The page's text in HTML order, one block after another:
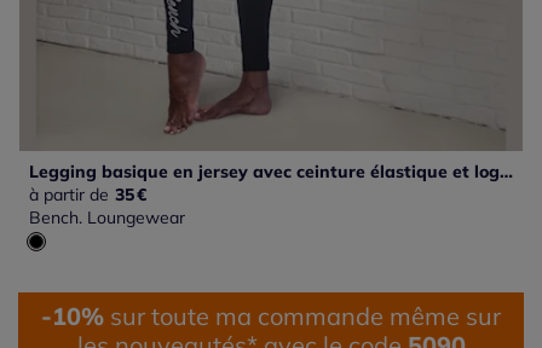
Legging basique en jersey avec ceinture élastique et logo brodé
à partir de 35€
Bench. Loungewear
-10% sur toute ma commande même sur